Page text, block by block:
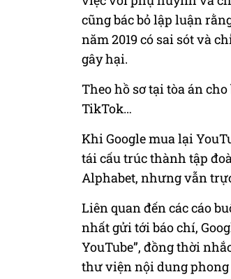
cũng bác bỏ lập luận
năm 2019 có sai sót và
gây hại.
Theo hồ sơ tại tòa án
TikTok…
Khi Google mua lại
tái cấu trúc thành tập
Alphabet, nhưng vẫn
Liên quan đến các cáo
nhất gửi tới báo chí,
YouTube”, đồng thời
thư viện nội dung